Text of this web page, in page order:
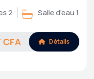
2 Salle d’eau 1
Détails